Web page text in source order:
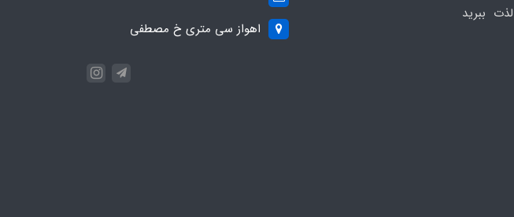
لذت ببرید
اهواز سی متری خ مصطفی